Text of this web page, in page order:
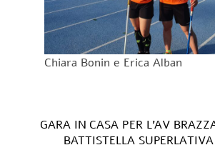
Chiara Bonin e Erica Alban
GARA IN CASA PER L’AV
BATTISTELLA